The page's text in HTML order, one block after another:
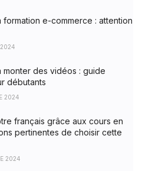
formation e-commerce : attention
monter des vidéos : guide
débutants
2024
français grâce aux cours en
pertinentes de choisir cette
2024